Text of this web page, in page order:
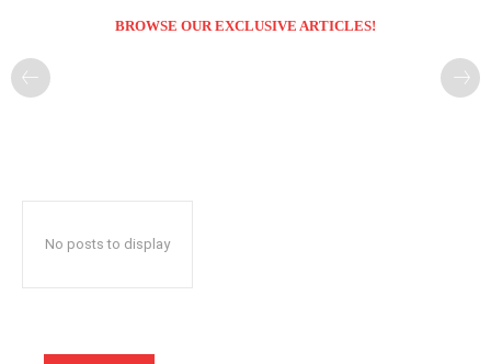
BROWSE OUR EXCLUSIVE ARTICLES!
No posts to display